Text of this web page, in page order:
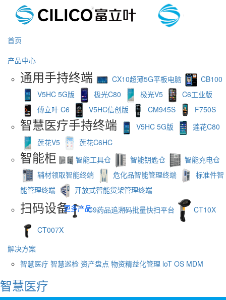
首页
产品中心
通用手持终端 CX10超薄5G平板电脑
CB100
V5HC 5G版
极光C80 极光V5
C6工业版
傅立叶 C6
V5HC信创版 CM945S F750S
智慧医疗手持终端 V5HC 5G版
莲花C80
莲花V5
莲花C6HC
智能柜 智能工具仓 智能钥匙仓
智能充电仓
辅材领取智能终端
危化品智能管理终端
标准件智
能管理终端
开放式智能货架管理终端
扫码设备 C9药品追溯码批量快扫平台
CT10X
CT007X
更多产品
解决方案
智慧医疗 智慧巡检 资产盘点 物资精益化管理 loT OS MDM
智慧医疗